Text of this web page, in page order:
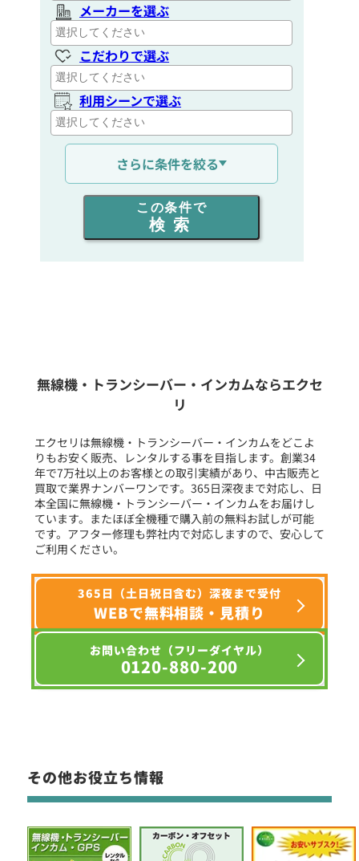
メーカーを選ぶ
こだわりで選ぶ
利用シーンで選ぶ
通信距離を選ぶ
出力を選ぶ
同時通話人数を選ぶ
フリーワード入力(製品名等)
選択条件をリセット
さらに条件を絞る
この条件で
検索
無線機・トランシーバー・インカムならエクセ
リ
エクセリは無線機・トランシーバー・インカムをどこよ
りもお安く販売、レンタルする事を目指します。創業34
年で7万社以上のお客様との取引実績があり、中古販売と
買取で業界ナンバーワンです。365日深夜まで対応し、日
本全国に無線機・トランシーバー・インカムをお届けし
ています。またほぼ全機種で購入前の無料お試しが可能
です。アフター修理も弊社内で対応しますので、安心して
ご利用ください。
365日（土日祝日含む）深夜まで受付
WEBで無料相談・見積り
お問い合わせ（フリーダイヤル）
0120-880-200
その他お役立ち情報